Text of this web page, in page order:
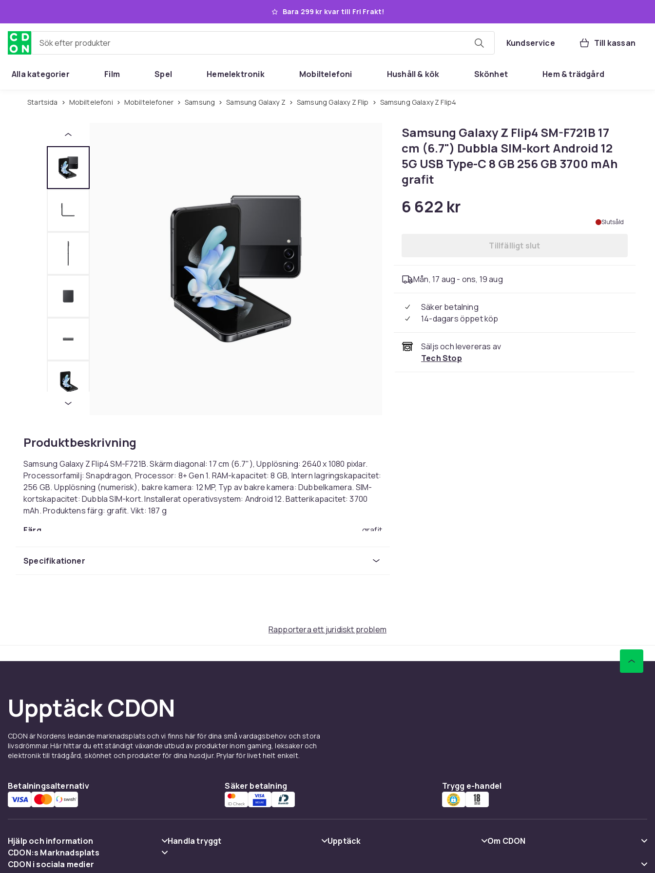
Bara 299 kr kvar till Fri Frakt!
Sök efter produkter Kundservice Till kassan
Alla kategorier Film Spel Hemelektronik Mobiltelefoni Hushåll & kök Skönhet Hem & trädgård
Startsida Mobiltelefoni Mobiltelefoner Samsung Samsung Galaxy Z Samsung Galaxy Z Flip Samsung Galaxy Z Flip4
Produktbeskrivning
Samsung Galaxy Z Flip4 SM-F721B. Skärm diagonal: 17 cm (6.7"), Upplösning: 2640 x 1080 pixlar.
Processorfamilj: Snapdragon, Processor: 8+ Gen 1. RAM-kapacitet: 8 GB, Intern lagringskapacitet:
256 GB. Upplösning (numerisk), bakre kamera: 12 MP, Typ av bakre kamera: Dubbelkamera. SIM-
kortskapacitet: Dubbla SIM-kort. Installerat operativsystem: Android 12. Batterikapacitet: 3700
mAh. Produktens färg: grafit. Vikt: 187 g
Färg
grafit
Intern lagringskapacitet
256
6.7
Specifikationer
Samsung Galaxy Z Flip4 SM-F721B 17
cm (6.7") Dubbla SIM-kort Android 12
5G USB Type-C 8 GB 256 GB 3700 mAh
grafit
6 622 kr
Slutsåld
Tillfälligt slut
Mån, 17 aug - ons, 19 aug
Säker betalning
14-dagars öppet köp
Säljs och levereras av
Tech Stop
Rapportera ett juridiskt problem
Upptäck CDON
CDON är Nordens ledande marknadsplats och vi finns här för dina små vardagsbehov och stora
livsdrömmar. Här hittar du ett ständigt växande utbud av produkter inom gaming, leksaker och
elektronik till trädgård, skönhet och produkter för dina husdjur. Prylar för livet helt enkelt.
Betalningsalternativ Säker betalning Trygg e-handel
Hjälp och information
Vanliga frågor
Handla tryggt
Upptäck
Om CDON
CDON:s Marknadsplats
Sälj på CDON
CDON i sociala medier